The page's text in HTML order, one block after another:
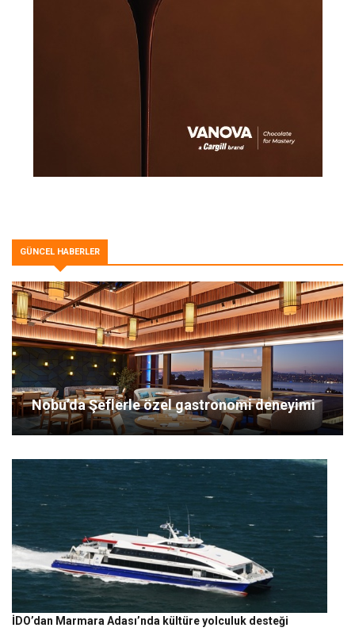
GÜNCEL HABERLER
Nobu’da Şeflerle özel gastronomi deneyimi
İDO’dan Marmara Adası’nda kültüre yolculuk desteği